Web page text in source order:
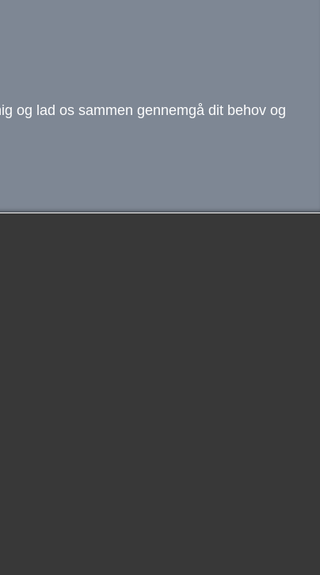
og lad os sammen gennemgå dit behov og